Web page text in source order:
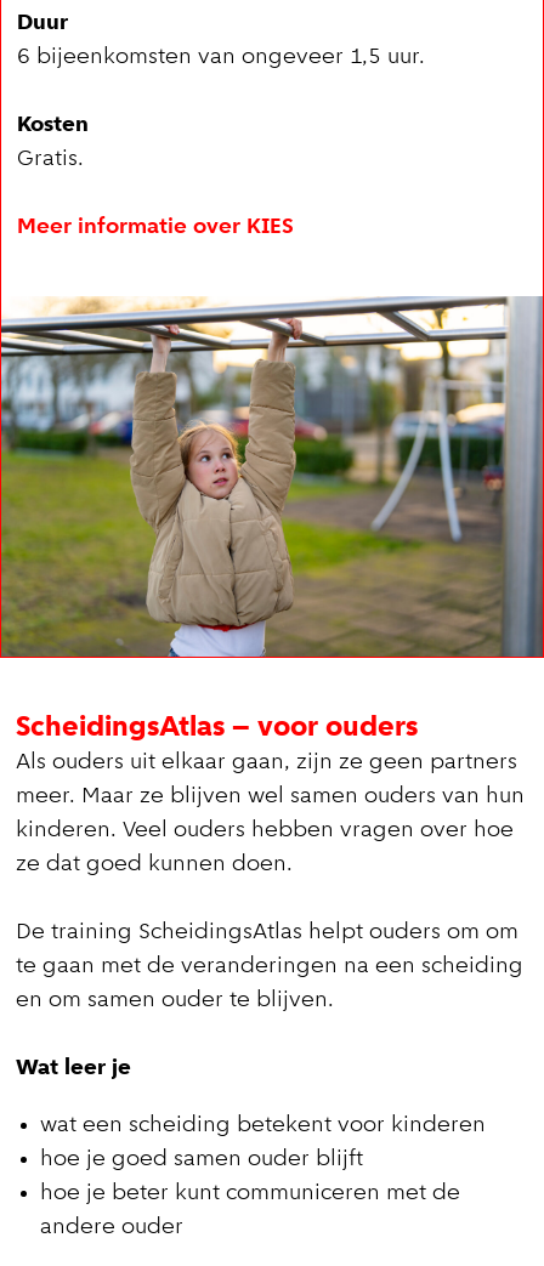
Duur
6 bijeenkomsten van ongeveer 1,5 uur.
Kosten
Gratis.
Meer informatie over KIES
ScheidingsAtlas – voor ouders
Als ouders uit elkaar gaan, zijn ze geen partners
meer. Maar ze blijven wel samen ouders van hun
kinderen. Veel ouders hebben vragen over hoe
ze dat goed kunnen doen.
De training ScheidingsAtlas helpt ouders om om
te gaan met de veranderingen na een scheiding
en om samen ouder te blijven.
Wat leer je
wat een scheiding betekent voor kinderen
hoe je goed samen ouder blijft
hoe je beter kunt communiceren met de
andere ouder